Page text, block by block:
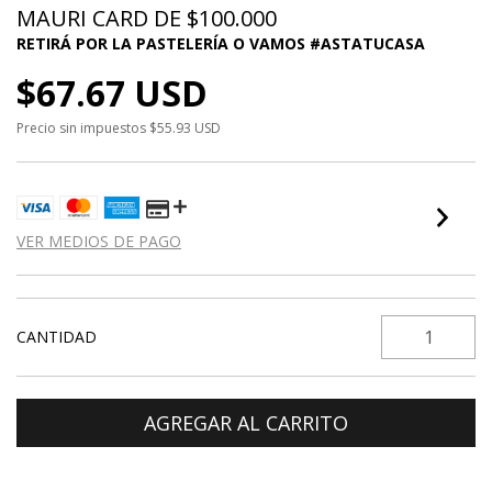
MAURI CARD DE $100.000
$67.67 USD
Precio sin impuestos $55.93 USD
VER MEDIOS DE PAGO
CANTIDAD